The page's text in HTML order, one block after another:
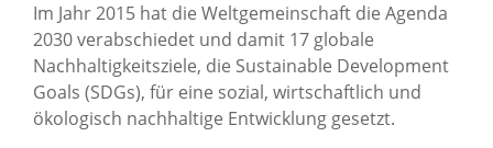
Im Jahr 2015 hat die Weltgemeinschaft die Agenda
2030 verabschiedet und damit 17 globale
Nachhaltigkeitsziele, die Sustainable Development
Goals (SDGs), für eine sozial, wirtschaftlich und
ökologisch nachhaltige Entwicklung gesetzt.